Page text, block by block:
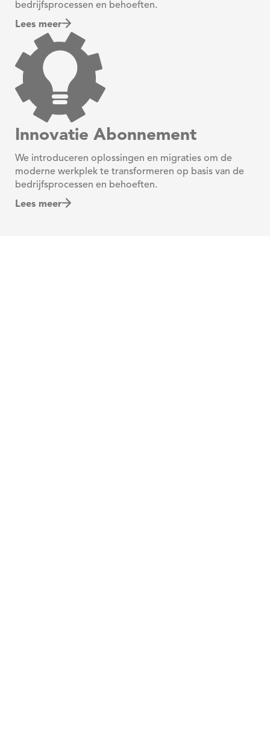
bedrijfsprocessen en behoeften.
Lees meer
Innovatie Abonnement
We introduceren oplossingen en migraties om de
moderne werkplek te transformeren op basis van de
bedrijfsprocessen en behoeften.
Lees meer